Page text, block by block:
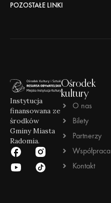
POZOSTAŁE LINKI
Instytucja
finansowana ze
środków
Gminy Miasta
Radomia.
Ośrodek
kultury
O nas
Bilety
Partnerzy
Współpraca
Kontakt